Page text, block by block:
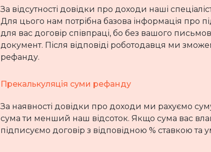
За відсутності довідки про доходи наші
Для цього нам потрібна базова інформація про
для вас договір співпраці, бо без вашого
документ. Після відповіді роботодавця ми
рефанду.
Прекалькуляція суми рефанду
За наявності довідки про доходи ми рахуємо
сума ти менший наш відсоток. Якщо сума вас
підписуємо договір з відповідною % ставкою та